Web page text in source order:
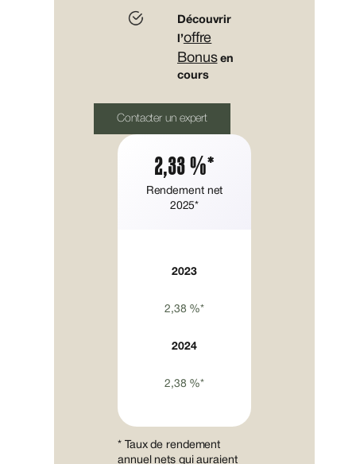
Découvrir
l’offre
Bonusen
cours
Contacter un expert
2,33 %*
Rendement net
2025*
2023
2,38 %*
2024
2,38 %*
* Taux de rendement
annuel nets qui auraient